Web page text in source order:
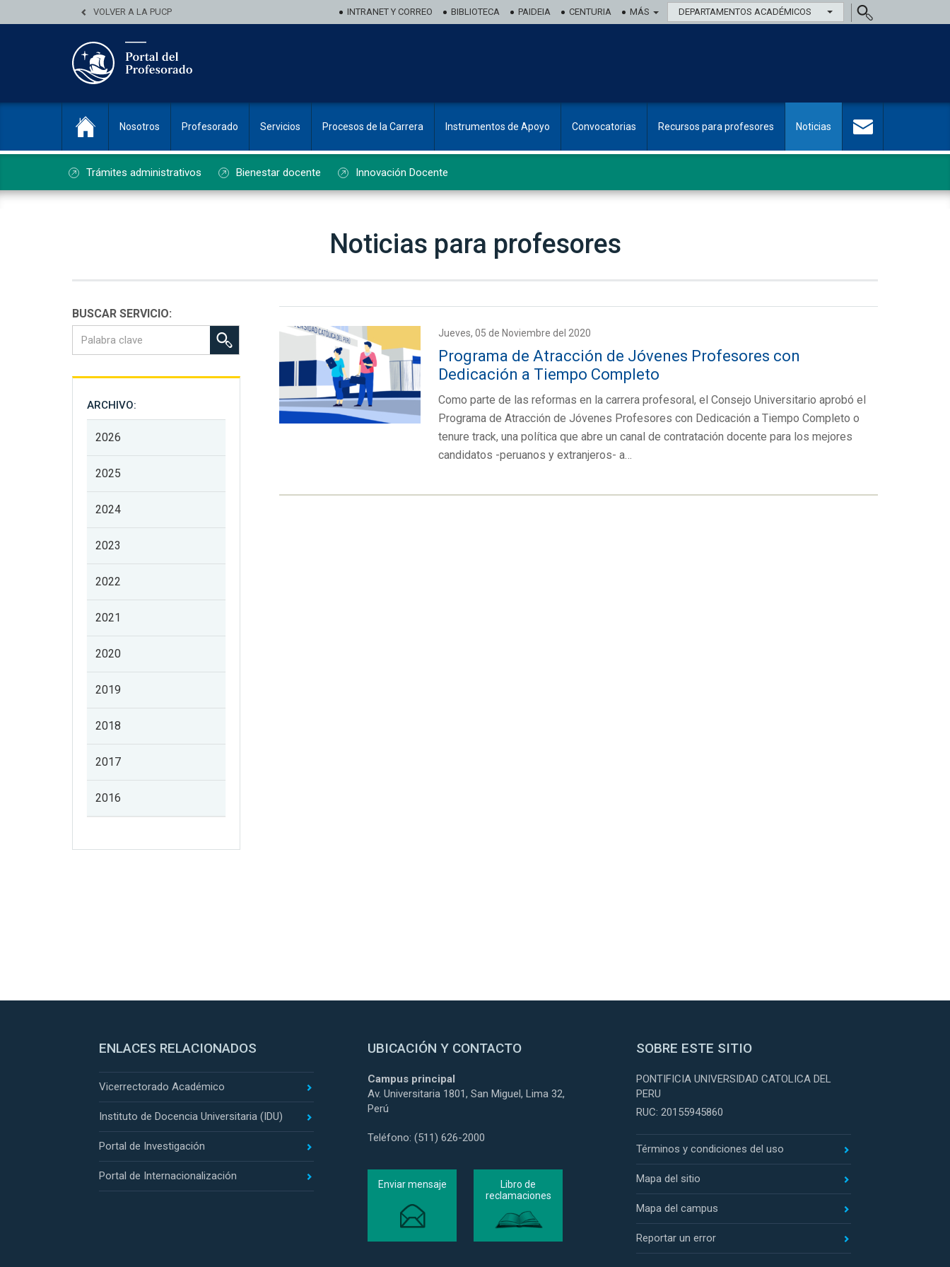
VOLVER A LA PUCP INTRANET Y CORREO BIBLIOTECA PAIDEIA CENTURIA MÁS DEPARTAMENTOS ACADÉMICOS
Nosotros Profesorado Servicios Procesos de la Carrera Instrumentos de Apoyo Convocatorias Recursos para profesores Noticias
Trámites administrativos Bienestar docente Innovación Docente
Noticias para profesores
BUSCAR SERVICIO:
ARCHIVO:
2026
2025
2024
2023
2022
2021
2020
2019
2018
2017
2016
Jueves, 05 de Noviembre del 2020
Programa de Atracción de Jóvenes Profesores con
Dedicación a Tiempo Completo
Como parte de las reformas en la carrera profesoral, el Consejo Universitario aprobó el
Programa de Atracción de Jóvenes Profesores con Dedicación a Tiempo Completo o
tenure track, una política que abre un canal de contratación docente para los mejores
candidatos -peruanos y extranjeros- a…
ENLACES RELACIONADOS
Vicerrectorado Académico
Instituto de Docencia Universitaria (IDU)
Portal de Investigación
Portal de Internacionalización
UBICACIÓN Y CONTACTO
Campus principal
Av. Universitaria 1801, San Miguel, Lima 32,
Perú
Teléfono: (511) 626-2000
Enviar mensaje
Libro de
reclamaciones
SOBRE ESTE SITIO
PONTIFICIA UNIVERSIDAD CATOLICA DEL
PERU
RUC: 20155945860
Términos y condiciones del uso
Mapa del sitio
Mapa del campus
Reportar un error